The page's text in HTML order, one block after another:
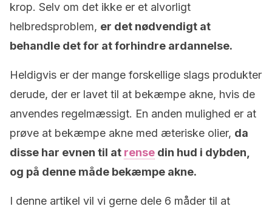
krop. Selv om det ikke er et alvorligt
helbredsproblem, er det nødvendigt at
behandle det for at forhindre ardannelse.
Heldigvis er der mange forskellige slags produkter
derude, der er lavet til at bekæmpe akne, hvis de
anvendes regelmæssigt. En anden mulighed er at
prøve at bekæmpe akne med æteriske olier, da
disse har evnen til at rense din hud i dybden,
og på denne måde bekæmpe akne.
I denne artikel vil vi gerne dele 6 måder til at